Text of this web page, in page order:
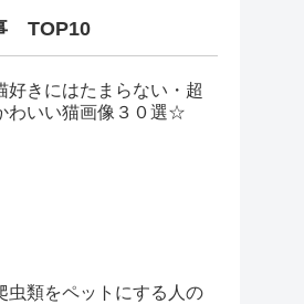
TOP10
好きにはたまらない・超
わいい猫画像３０選☆
虫類をペットにする人の